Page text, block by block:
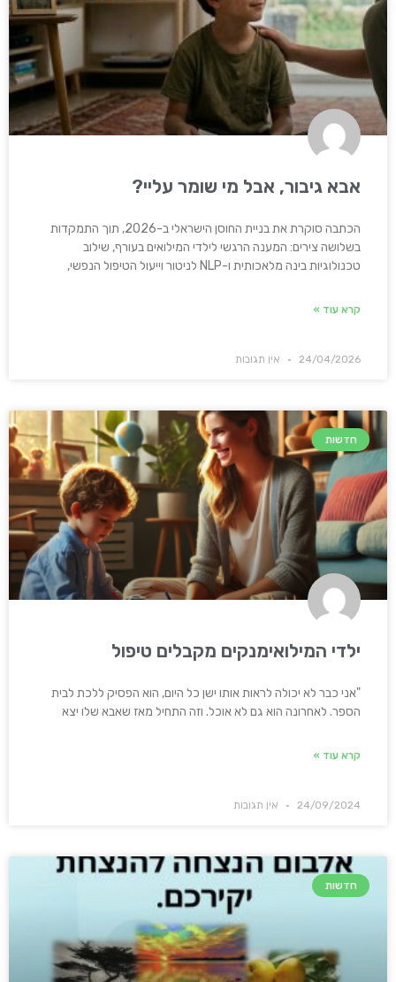
אבא גיבור, אבל מי שומר עליי?
הכתבה סוקרת את בניית החוסן הישראלי ב-2026, תוך התמקדות
בשלושה צירים: המענה הרגשי לילדי המילואים בעורף, שילוב
טכנולוגיות בינה מלאכותית ו-NLP לניטור וייעול הטיפול הנפשי,
קרא עוד »
24/04/2026 אין תגובות
חדשות
ילדי המילואימנקים מקבלים טיפול
"אני כבר לא יכולה לראות אותו ישן כל היום, הוא הפסיק ללכת לבית
הספר. לאחרונה הוא גם לא אוכל. וזה התחיל מאז שאבא שלו יצא
קרא עוד »
24/09/2024 אין תגובות
חדשות